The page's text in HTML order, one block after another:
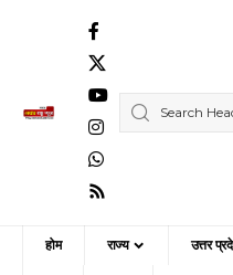
होम राज्य उत्तर